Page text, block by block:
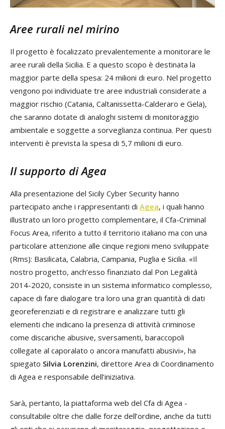
Aree rurali nel mirino
Il progetto è focalizzato prevalentemente a monitorare le
aree rurali della Sicilia. E a questo scopo è destinata la
maggior parte della spesa: 24 milioni di euro. Nel progetto
vengono poi individuate tre aree industriali considerate a
maggior rischio (Catania, Caltanissetta-Calderaro e Gela),
che saranno dotate di analoghi sistemi di monitoraggio
ambientale e soggette a sorveglianza continua. Per questi
interventi è prevista la spesa di 5,7 milioni di euro.
Il supporto di Agea
Alla presentazione del Sicily Cyber Security hanno
partecipato anche i rappresentanti di Agea, i quali hanno
illustrato un loro progetto complementare, il Cfa-Criminal
Focus Area, riferito a tutto il territorio italiano ma con una
particolare attenzione alle cinque regioni meno sviluppate
(Rms): Basilicata, Calabria, Campania, Puglia e Sicilia. «Il
nostro progetto, anch’esso finanziato dal Pon Legalità
2014-2020, consiste in un sistema informatico complesso,
capace di fare dialogare tra loro una gran quantità di dati
georeferenziati e di registrare e analizzare tutti gli
elementi che indicano la presenza di attività criminose
come discariche abusive, sversamenti, baraccopoli
collegate al caporalato o ancora manufatti abusivi», ha
spiegato Silvia Lorenzini, direttore Area di Coordinamento
di Agea e responsabile dell’iniziativa.
Sarà, pertanto, la piattaforma web del Cfa di Agea -
consultabile oltre che dalle forze dell’ordine, anche da tutti